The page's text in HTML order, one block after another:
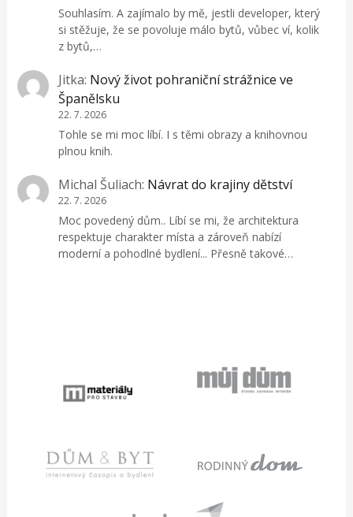
Souhlasím. A zajímalo by mě, jestli developer, který
si stěžuje, že se povoluje málo bytů, vůbec ví, kolik
z bytů,…
Jitka: Nový život pohraniční strážnice ve
Španělsku
22. 7. 2026
Tohle se mi moc líbí. I s těmi obrazy a knihovnou
plnou knih.
Michal Šuliach: Návrat do krajiny dětství
22. 7. 2026
Moc povedený dům.. Líbí se mi, že architektura
respektuje charakter místa a zároveň nabízí
moderní a pohodlné bydlení... Přesně takové…